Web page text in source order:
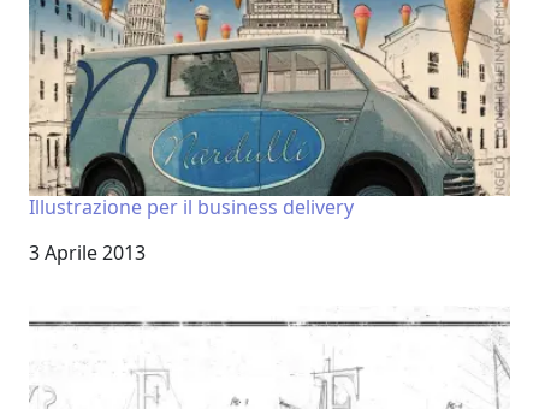
Illustrazione per il business delivery
Data
3 Aprile 2013